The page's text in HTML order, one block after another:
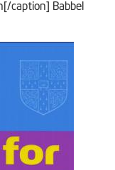
caption] Babbel